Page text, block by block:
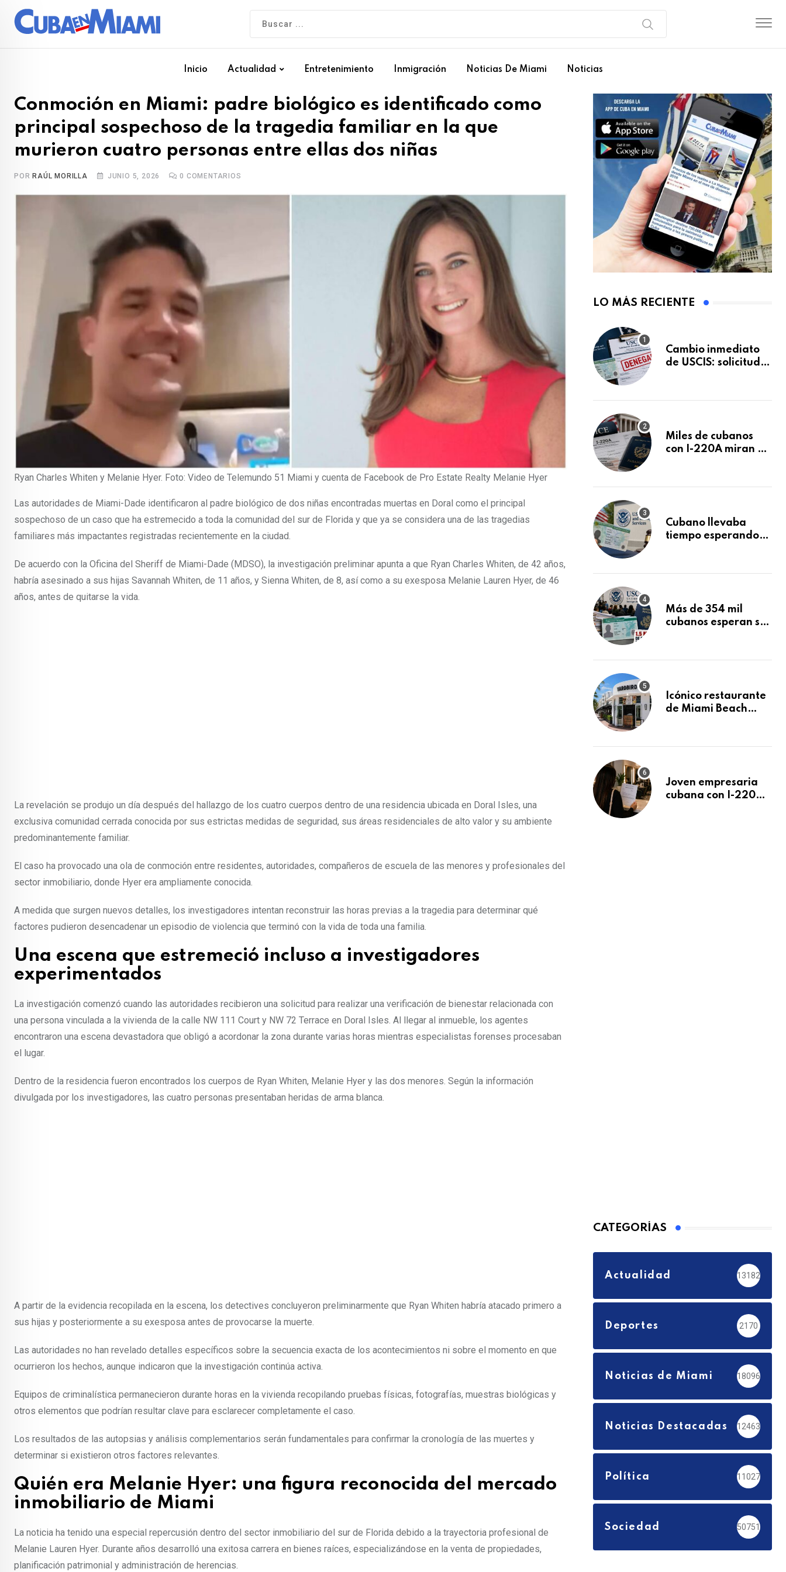
Inicio Actualidad Entretenimiento Inmigración Noticias De Miami Noticias
Conmoción en Miami: padre biológico es identificado como
principal sospechoso de la tragedia familiar en la que
murieron cuatro personas entre ellas dos niñas
POR RAÚL MORILLA JUNIO 5, 2026 0 COMENTARIOS
Ryan Charles Whiten y Melanie Hyer. Foto: Video de Telemundo 51 Miami y cuenta de Facebook de Pro Estate Realty Melanie Hyer
Las autoridades de Miami-Dade identificaron al padre biológico de dos niñas encontradas muertas en Doral como el principal
sospechoso de un caso que ha estremecido a toda la comunidad del sur de Florida y que ya se considera una de las tragedias
familiares más impactantes registradas recientemente en la ciudad.
De acuerdo con la Oficina del Sheriff de Miami-Dade (MDSO), la investigación preliminar apunta a que Ryan Charles Whiten, de 42 años,
habría asesinado a sus hijas Savannah Whiten, de 11 años, y Sienna Whiten, de 8, así como a su exesposa Melanie Lauren Hyer, de 46
años, antes de quitarse la vida.
La revelación se produjo un día después del hallazgo de los cuatro cuerpos dentro de una residencia ubicada en Doral Isles, una
exclusiva comunidad cerrada conocida por sus estrictas medidas de seguridad, sus áreas residenciales de alto valor y su ambiente
predominantemente familiar.
El caso ha provocado una ola de conmoción entre residentes, autoridades, compañeros de escuela de las menores y profesionales del
sector inmobiliario, donde Hyer era ampliamente conocida.
A medida que surgen nuevos detalles, los investigadores intentan reconstruir las horas previas a la tragedia para determinar qué
factores pudieron desencadenar un episodio de violencia que terminó con la vida de toda una familia.
Una escena que estremeció incluso a investigadores
experimentados
La investigación comenzó cuando las autoridades recibieron una solicitud para realizar una verificación de bienestar relacionada con
una persona vinculada a la vivienda de la calle NW 111 Court y NW 72 Terrace en Doral Isles. Al llegar al inmueble, los agentes
encontraron una escena devastadora que obligó a acordonar la zona durante varias horas mientras especialistas forenses procesaban
el lugar.
Dentro de la residencia fueron encontrados los cuerpos de Ryan Whiten, Melanie Hyer y las dos menores. Según la información
divulgada por los investigadores, las cuatro personas presentaban heridas de arma blanca.
A partir de la evidencia recopilada en la escena, los detectives concluyeron preliminarmente que Ryan Whiten habría atacado primero a
sus hijas y posteriormente a su exesposa antes de provocarse la muerte.
Las autoridades no han revelado detalles específicos sobre la secuencia exacta de los acontecimientos ni sobre el momento en que
ocurrieron los hechos, aunque indicaron que la investigación continúa activa.
Equipos de criminalística permanecieron durante horas en la vivienda recopilando pruebas físicas, fotografías, muestras biológicas y
otros elementos que podrían resultar clave para esclarecer completamente el caso.
Los resultados de las autopsias y análisis complementarios serán fundamentales para confirmar la cronología de las muertes y
determinar si existieron otros factores relevantes.
Quién era Melanie Hyer: una figura reconocida del mercado
inmobiliario de Miami
La noticia ha tenido una especial repercusión dentro del sector inmobiliario del sur de Florida debido a la trayectoria profesional de
Melanie Lauren Hyer. Durante años desarrolló una exitosa carrera en bienes raíces, especializándose en la venta de propiedades,
planificación patrimonial y administración de herencias.
LO MÁS RECIENTE
Cambio inmediato
de USCIS: solicitudes
sin previo aviso
Miles de cubanos
con I-220A miran al
decidirse en una
Cubano llevaba
tiempo esperando
tras Writ of
Más de 354 mil
cubanos esperan su
acumula 1.5 millones
Icónico restaurante
de Miami Beach
después de 15 años
Joven empresaria
cubana con I-220A
CATEGORÍAS
Actualidad 13182
Deportes 2170
Noticias de Miami 18096
Noticias Destacadas 12463
Política 11027
Sociedad 50751